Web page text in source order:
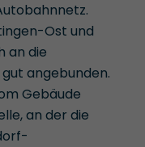
Ost und
an die
angebunden.
Gebäude
an der die